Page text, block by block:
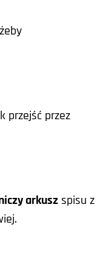
żeby
przejść przez
arkusz spisu z